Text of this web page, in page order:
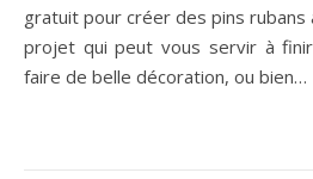
gratuit pour créer des pins rubans
projet qui peut vous servir à
faire de belle décoration, ou bien…